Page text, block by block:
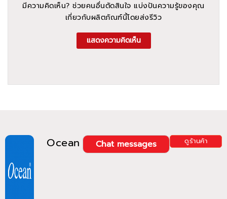
Ocean ดูร้านค้า
Chat messages
มีความคิดเห็น? ช่วยคนอื่นตัดสินใจ แบ่งปันความรู้ของคุณ
เกี่ยวกับผลิตภัณฑ์นี้โดยส่งรีวิว
แสดงความคิดเห็น